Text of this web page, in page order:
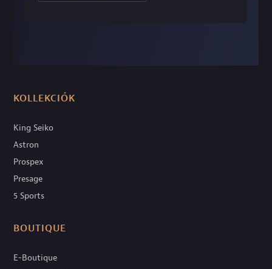
KOLLEKCIÓK
King Seiko
Astron
Prospex
Presage
5 Sports
BOUTIQUE
E-Boutique